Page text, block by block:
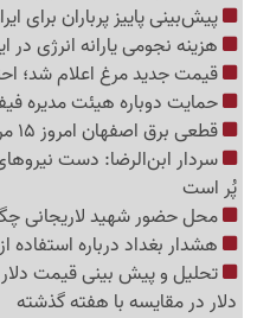
پیش‌بینی پاییز پرباران برای
هزینه نجومی یارانه انرژی در
قیمت جدید مرغ اعلام شد؛
حمایت دوباره هیئت مدیره فیفا
قطعی برق اصفهان امروز 15 مرداد+ لینک
سردار ابن‌الرضا: دست
پُر است
محل حضور شهید لاریجانی
هشدار بغداد درباره
تحلیل و پیش بینی قیمت دلار
دلار در مقایسه با هفته گذشته